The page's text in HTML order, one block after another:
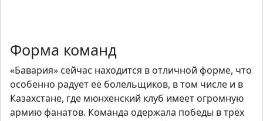
Форма команд
«Бавария» сейчас находится в отличной форме, что
особенно радует её болельщиков, в том числе и в
Казахстане, где мюнхенский клуб имеет огромную
армию фанатов. Команда одержала победы в трёх